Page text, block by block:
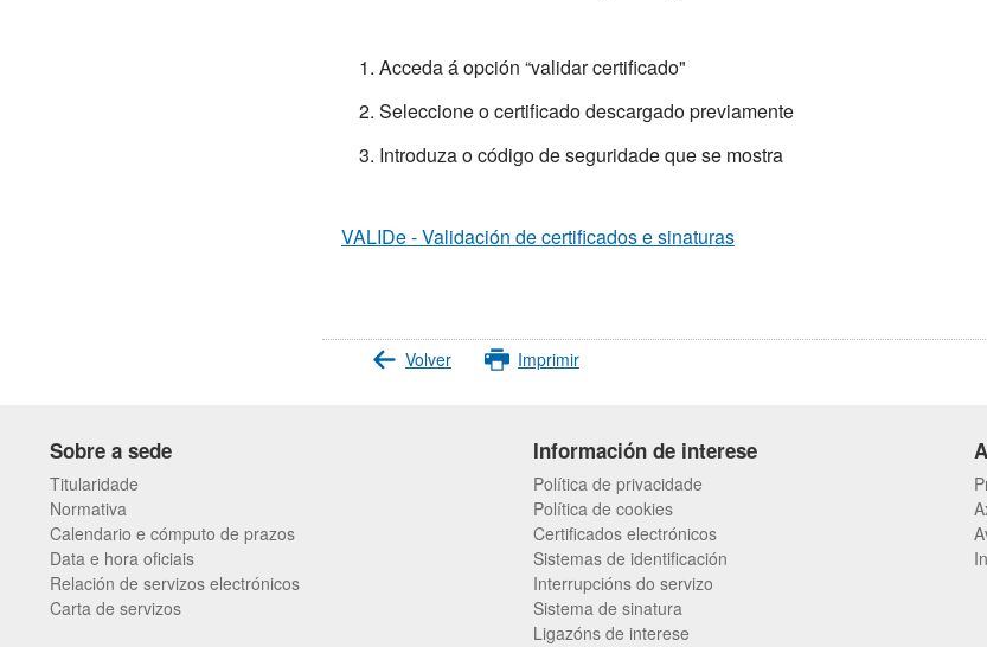
Acceda á opción “validar certificado"
Seleccione o certificado descargado previamente
Introduza o código de seguridade que se mostra
VALIDe - Validación de certificados e sinaturas
Volver Imprimir
Sobre a sede
Titularidade
Normativa
Calendario e cómputo de prazos
Data e hora oficiais
Relación de servizos electrónicos
Carta de servizos
Información de interese
Política de privacidade
Política de cookies
Certificados electrónicos
Sistemas de identificación
Interrupcións do servizo
Sistema de sinatura
Ligazóns de interese